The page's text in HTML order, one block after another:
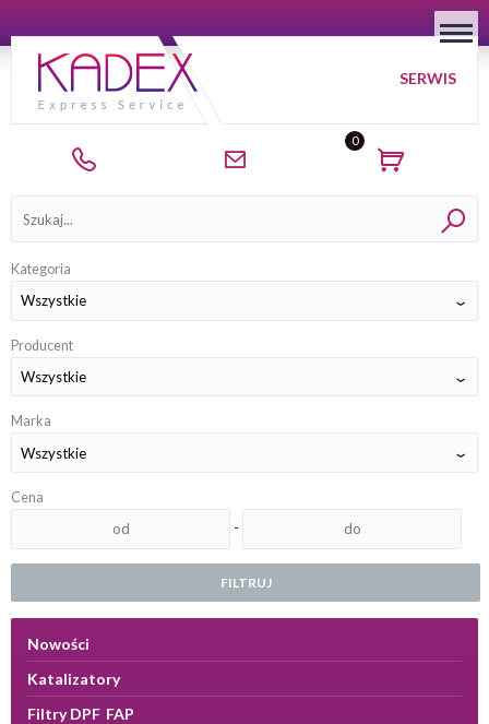
0
SERWIS
Kategoria
Producent
Marka
Cena
-
FILTRUJ
Kategorie
Nowości
Katalizatory
Filtry DPF FAP